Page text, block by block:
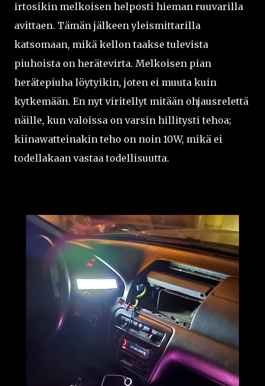
irtosikin melkoisen helposti hieman ruuvarilla
avittaen. Tämän jälkeen yleismittarilla
katsomaan, mikä kellon taakse tulevista
piuhoista on herätevirta. Melkoisen pian
herätepiuha löytyikin, joten ei muuta kuin
kytkemään. En nyt viritellyt mitään ohjausrelettä
näille, kun valoissa on varsin hillitysti tehoa;
kiinawatteinakin teho on noin 10W, mikä ei
todellakaan vastaa todellisuutta.